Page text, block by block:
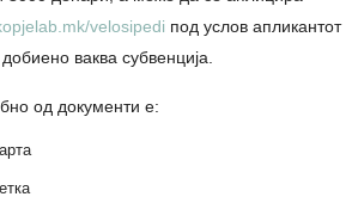
velosipedi под услов апликантот
ваква субвенција.
од документи е: